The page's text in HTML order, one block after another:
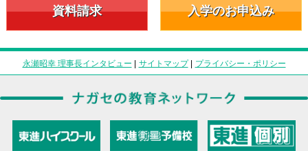
資料請求 入学のお申込み
永瀬昭幸 理事長インタビュー | サイトマップ| プライバシー・ポリシー